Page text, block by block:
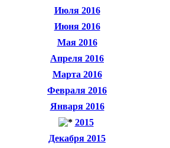
Июля 2016
Июня 2016
Мая 2016
Апреля 2016
Марта 2016
Февраля 2016
Января 2016
2015
Декабря 2015